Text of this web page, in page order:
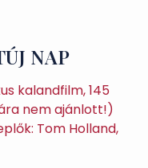
NAP
kalandfilm, 145
nem ajánlott!)
Tom Holland,